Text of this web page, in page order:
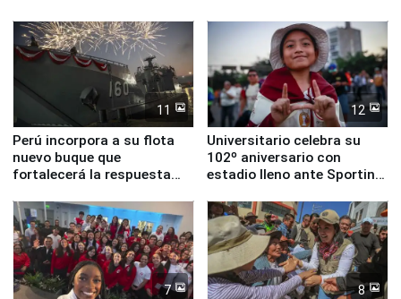
11
Perú incorpora a su flota
nuevo buque que
fortalecerá la respuesta
12
Universitario celebra su
102º aniversario con
estadio lleno ante Sporting
7 8